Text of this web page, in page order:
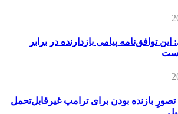
توافق‌نامه پیامی بازدارنده در برابر
تصورِ بازنده بودن برای ترامپ غیرقابل‌تحمل